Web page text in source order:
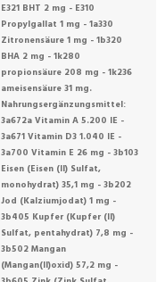
E321 BHT 2 mg - E310
Propylgallat 1 mg - 1a330
Zitronensäure 1 mg - 1b320
BHA 2 mg - 1k280
propionsäure 208 mg - 1k236
ameisensäure 31 mg.
Nahrungsergänzungsmittel:
3a672a Vitamin A 5.200 IE -
3a671 Vitamin D3 1.040 IE -
3a700 Vitamin E 26 mg - 3b103
Eisen (Eisen (II) Sulfat,
monohydrat) 35,1 mg - 3b202
Jod (Kalziumjodat) 1 mg -
3b405 Kupfer (Kupfer (II)
Sulfat, pentahydrat) 7,8 mg -
3b502 Mangan
(Mangan(II)oxid) 57,2 mg -